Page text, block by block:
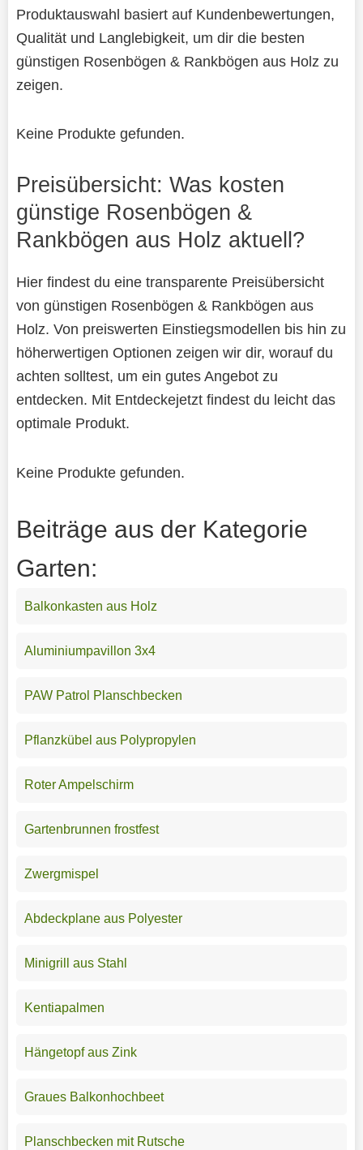
Produktauswahl basiert auf Kundenbewertungen,
Qualität und Langlebigkeit, um dir die besten
günstigen Rosenbögen & Rankbögen aus Holz zu
zeigen.
Keine Produkte gefunden.
Preisübersicht: Was kosten
günstige Rosenbögen &
Rankbögen aus Holz aktuell?
Hier findest du eine transparente Preisübersicht
von günstigen Rosenbögen & Rankbögen aus
Holz. Von preiswerten Einstiegsmodellen bis hin zu
höherwertigen Optionen zeigen wir dir, worauf du
achten solltest, um ein gutes Angebot zu
entdecken. Mit Entdeckejetzt findest du leicht das
optimale Produkt.
Keine Produkte gefunden.
Beiträge aus der Kategorie
Garten:
Balkonkasten aus Holz
Aluminiumpavillon 3x4
PAW Patrol Planschbecken
Pflanzkübel aus Polypropylen
Roter Ampelschirm
Gartenbrunnen frostfest
Zwergmispel
Abdeckplane aus Polyester
Minigrill aus Stahl
Kentiapalmen
Hängetopf aus Zink
Graues Balkonhochbeet
Planschbecken mit Rutsche